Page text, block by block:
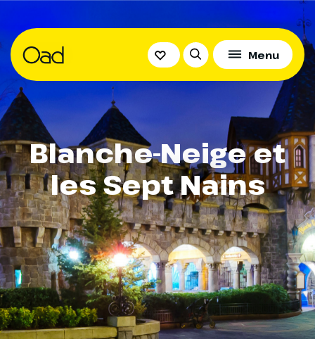
Menu
Blanche-Neige et
les Sept Nains